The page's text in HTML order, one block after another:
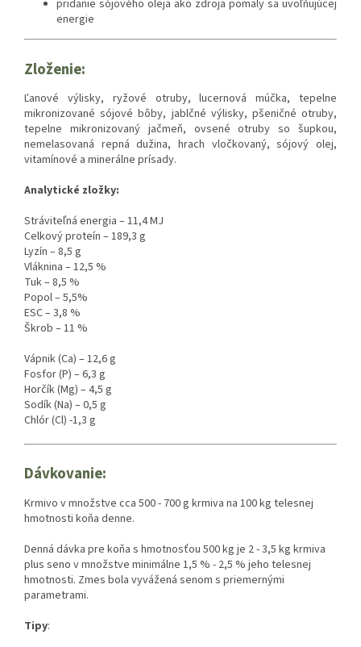
pridanie sójového oleja ako zdroja pomaly sa uvoľňujúcej
energie
Zloženie:
Ľanové výlisky, ryžové otruby, lucernová múčka, tepelne
mikronizované sójové bôby, jablčné výlisky, pšeničné otruby,
tepelne mikronizovaný jačmeň, ovsené otruby so šupkou,
nemelasovaná repná dužina, hrach vločkovaný, sójový olej,
vitamínové a minerálne prísady.
Analytické zložky:
Stráviteľná energia – 11,4 MJ
Celkový proteín – 189,3 g
Lyzín – 8,5 g
Vláknina – 12,5 %
Tuk – 8,5 %
Popol – 5,5%
ESC – 3,8 %
Škrob – 11 %
Vápnik (Ca) – 12,6 g
Fosfor (P) – 6,3 g
Horčík (Mg) – 4,5 g
Sodík (Na) – 0,5 g
Chlór (Cl) -1,3 g
Dávkovanie:
Krmivo v množstve cca 500 - 700 g krmiva na 100 kg telesnej
hmotnosti koňa denne.
Denná dávka pre koňa s hmotnosťou 500 kg je 2 - 3,5 kg krmiva
plus seno v množstve minimálne 1,5 % - 2,5 % jeho telesnej
hmotnosti. Zmes bola vyvážená senom s priemernými
parametrami.
Tipy: